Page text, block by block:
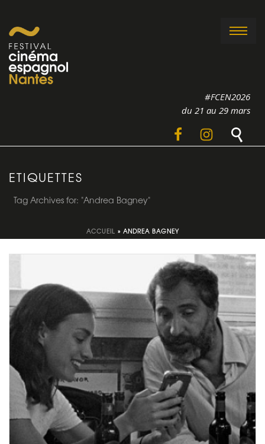
#FCEN2026
du 21 au 29 mars
ETIQUETTES
Tag Archives for: "Andrea Bagney"
ACCUEIL » ANDREA BAGNEY